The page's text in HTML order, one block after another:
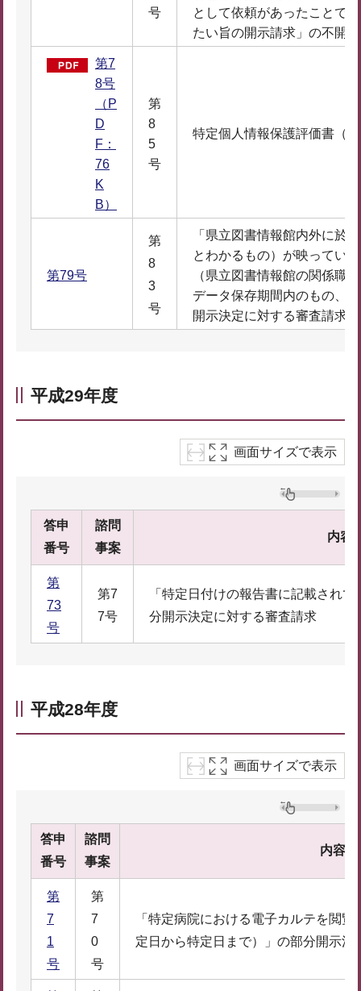
号
として依頼があったことで
たい旨の開示請求」の不開
第7
8号
（P
D
F：
76
K
B）
第
8
5
号
特定個人情報保護評価書（
第79号
第
8
3
号
「県立図書情報館内外に於
とわかるもの）が映ってい
（県立図書情報館の関係職
データ保存期間内のもの、
開示決定に対する審査請求
平成29年度
画面サイズで表示
答申
番号
諮問
事案
内容
第
73
号
第7
7号
「特定日付けの報告書に記載され
分開示決定に対する審査請求
平成28年度
画面サイズで表示
答申
番号
諮問
事案
内容
第
7
1
号
第
7
0
号
「特定病院における電子カルテを閲
定日から特定日まで）」の部分開示決